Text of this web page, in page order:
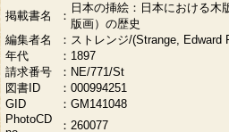
掲載書名
：
日本の挿絵：日本における木
版画）の歴史
編集者名
： ストレンジ/(Strange, Edward
年代
： 1897
請求番号
： NE/771/St
図書ID
： 000994251
GID
： GM141048
PhotoCD
： 260077